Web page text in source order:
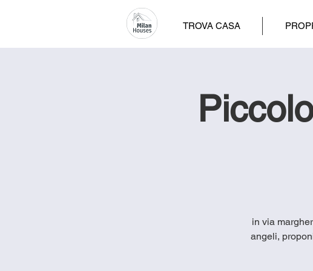
TROVA CASA
in via
angeli,